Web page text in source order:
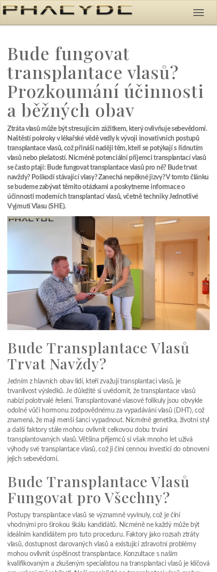
Bude fungovat
transplantace vlasů?
Prozkoumání účinnosti
a běžných obav
Ztráta vlasů může být stresujícím zážitkem, který ovlivňuje sebevědomí.
Naštěstí pokroky v lékařské vědě vedly k vývoji inovativních postupů
transplantace vlasů, což přináší naději těm, kteří se potýkají s řídnutím
vlasů nebo plešatostí. Nicméně potenciální příjemci transplantací vlasů
se často ptají: Bude fungovat transplantace vlasů pro ně? Bude trvat
navždy? Poškodí stávající vlasy? Zanechá nepěkné jizvy? V tomto článku
se budeme zabývat těmito otázkami a poskytneme informace o
účinnosti moderních transplantací vlasů, včetně techniky Jednotlivé
Vyjmutí Vlasu (SHE).
Bude Transplantace Vlasů
Trvat Navždy?
Jedním z hlavních obav lidí, kteří zvažují transplantaci vlasů, je
trvanlivost výsledků. Je důležité si uvědomit, že transplantace vlasů
nabízí polotrvalé řešení. Transplantované vlasové folikuly jsou obvykle
odolné vůči hormonu zodpovědnému za vypadávání vlasů (DHT), což
znamená, že mají menší šanci vypadnout. Nicméně genetika, životní styl
a další faktory stále mohou ovlivnit celkovou dobu trvání
transplantovaných vlasů. Většina příjemců si však mnoho let užívá
výhody své transplantace vlasů, což ji činí cennou investicí do obnovení
jejich sebevědomí.
Bude Transplantace Vlasů
Fungovat pro Všechny?
Postupy transplantace vlasů se významně vyvinuly, což je činí
vhodnými pro širokou škálu kandidátů. Nicméně ne každý může být
ideálním kandidátem pro tuto proceduru. Faktory jako rozsah ztráty
vlasů, dostupnost darovaných vlasů a existující zdravotní problémy
mohou ovlivnit úspěšnost transplantace. Konzultace s naším
kvalifikovaným a zkušeným specialistou na transplantaci vlasů je klíčová